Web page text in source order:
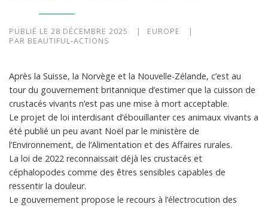
PUBLIÉ LE 28 DÉCEMBRE 2025
EUROPE
PAR BEAUTIFUL-ACTIONS
Après la Suisse, la Norvège et la Nouvelle-Zélande, c’est au
tour du gouvernement britannique d’estimer que la cuisson de
crustacés vivants n’est pas une mise à mort acceptable.
Le projet de loi interdisant d’ébouillanter ces animaux vivants a
été publié un peu avant Noël par le ministère de
l’Environnement, de l’Alimentation et des Affaires rurales.
La loi de 2022 reconnaissait déjà les crustacés et
céphalopodes comme des êtres sensibles capables de
ressentir la douleur.
Le gouvernement propose le recours à l’électrocution des